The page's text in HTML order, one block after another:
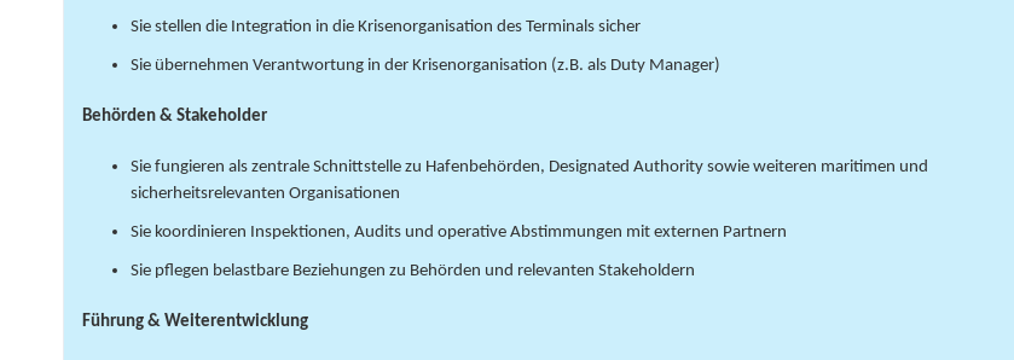
Sie stellen die Integration in die Krisenorganisation des Terminals sicher
Sie übernehmen Verantwortung in der Krisenorganisation (z.B. als Duty Manager)
Behörden & Stakeholder
Sie fungieren als zentrale Schnittstelle zu Hafenbehörden, Designated Authority sowie weiteren maritimen und
sicherheitsrelevanten Organisationen
Sie koordinieren Inspektionen, Audits und operative Abstimmungen mit externen Partnern
Sie pflegen belastbare Beziehungen zu Behörden und relevanten Stakeholdern
Führung & Weiterentwicklung